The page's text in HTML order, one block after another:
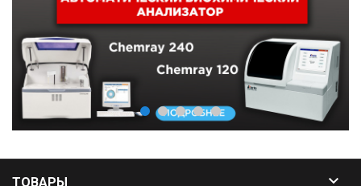
ТОВАРЫ 